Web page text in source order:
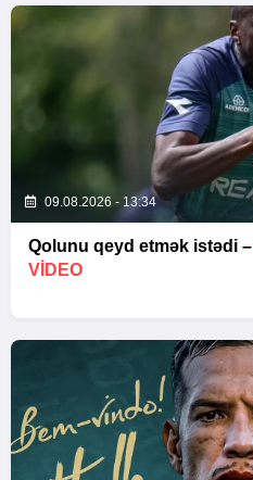
09.08.2026 - 13:34
Qolunu qeyd etmək istədi –
VİDEO